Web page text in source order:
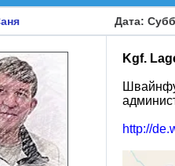
Дата:
Kgf.
http://